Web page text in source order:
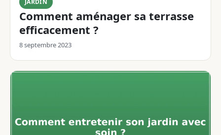
Comment aménager sa terrasse
efficacement ?
8 septembre 2023